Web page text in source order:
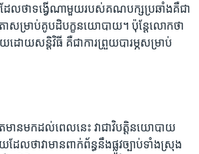
ដែលថា​ទង្វើ​ណាមួយ​របស់​គណ​បក្ស​ប្រឆាំង​គឺជា​
តា​សម្រាប់​គូ​បដិបក្ខ​នយោ​បាយ។​ ​ប៉ុន្តែ​លោក​ថា​
ដោយ​សន្តិវិធី​ ​គឺ​ជា​ការព្រួយ​បារម្ភសម្រាប់
មាន​មក​ដល់​ពេល​នេះ ​វា​ជា​វិបត្តិ​នយោបាយ​
ថា​វាមាន​ពាក់ព័ន្ធ​នឹង​ផ្លូវ​ច្បាប់​ទាំង​ស្រុង​